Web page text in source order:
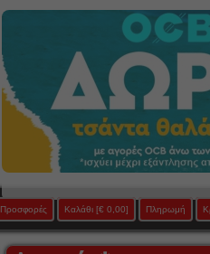
Προσφορές Καλάθι [€ 0,00] Πληρωμή